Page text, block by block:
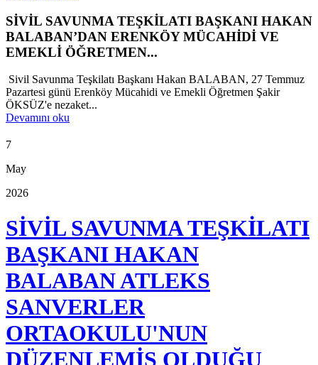
SİVİL SAVUNMA TEŞKİLATI BAŞKANI HAKAN
BALABAN’DAN ERENKÖY MÜCAHİDİ VE
EMEKLİ ÖĞRETMEN...
Sivil Savunma Teşkilatı Başkanı Hakan BALABAN, 27 Temmuz
Pazartesi günü Erenköy Mücahidi ve Emekli Öğretmen Şakir
ÖKSÜZ'e nezaket...
Devamını oku
7
May
2026
SİVİL SAVUNMA TEŞKİLATI
BAŞKANI HAKAN
BALABAN ATLEKS
SANVERLER
ORTAOKULU'NUN
DÜZENLEMİŞ OLDUĞU